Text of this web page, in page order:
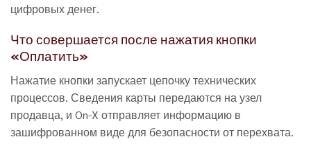
цифровых денег.
Что совершается после нажатия кнопки
«Оплатить»
Нажатие кнопки запускает цепочку технических
процессов. Сведения карты передаются на узел
продавца, и On-X отправляет информацию в
зашифрованном виде для безопасности от перехвата.